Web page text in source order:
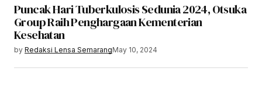
Puncak Hari Tuberkulosis Sedunia 2024, Otsuka
Group Raih Penghargaan Kementerian
Kesehatan
by Redaksi Lensa SemarangMay 10, 2024